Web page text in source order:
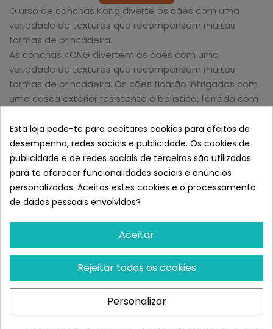
O urso de conchas Kong diverte os cães com uma
variedade de texturas que recompensam muitas
formas de brincadeira.
As conchas KONG divertem os cães com uma
variedade de texturas que recompensam muitas
formas de brincadeira. Os cães ficarão intrigados com
uma casca exterior resistente e balística, forrada com
instintos de mastigação enquanto também limpam os
dentes e as gengivas. O capô atraente do squeaker
aumenta a diversão.
Semelhante a KONG Shells Oso de
juguete mordedor para perros
Talla S
Esta loja pede-te para aceitares cookies para efeitos de
desempenho, redes sociais e publicidade. Os cookies de
publicidade e de redes sociais de terceiros são utilizados
para te oferecer funcionalidades sociais e anúncios
personalizados. Aceitas estes cookies e o processamento
de dados pessoais envolvidos?
Aceitar
Rejeitar todos os cookies
Personalizar